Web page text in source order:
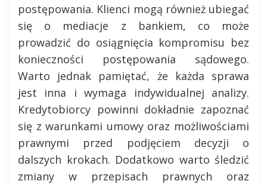
postępowania. Klienci mogą również ubiegać
się o mediacje z bankiem, co może
prowadzić do osiągnięcia kompromisu bez
konieczności postępowania sądowego.
Warto jednak pamiętać, że każda sprawa
jest inna i wymaga indywidualnej analizy.
Kredytobiorcy powinni dokładnie zapoznać
się z warunkami umowy oraz możliwościami
prawnymi przed podjęciem decyzji o
dalszych krokach. Dodatkowo warto śledzić
zmiany w przepisach prawnych oraz